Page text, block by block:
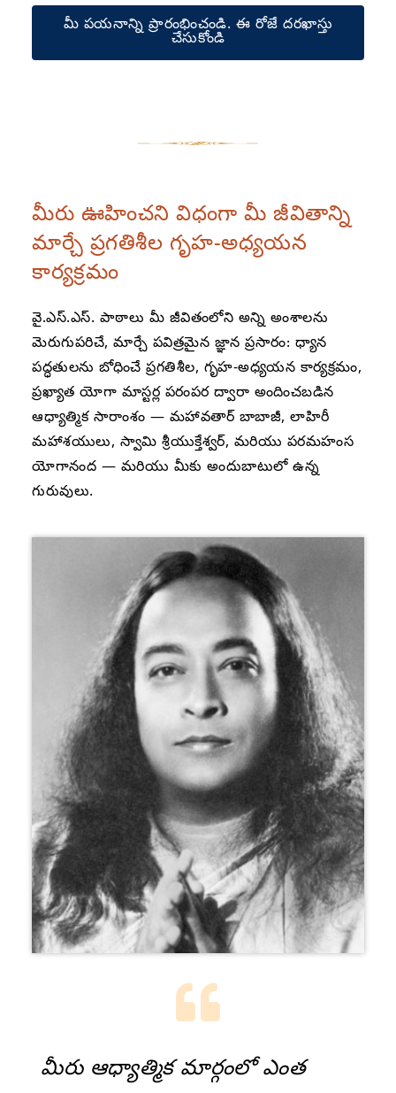
మీ పయనాన్ని ప్రారంభించండి. ఈ రోజే దరఖాస్తు
చేసుకోండి
మీరు ఊహించని విధంగా మీ జీవితాన్ని
మార్చే ప్రగతిశీల గృహ-అధ్యయన
కార్యక్రమం
వై.ఎస్.ఎస్. పాఠాలు మీ జీవితంలోని అన్ని అంశాలను
మెరుగుపరిచే, మార్చే పవిత్రమైన జ్ఞాన ప్రసారం: ధ్యాన
పద్ధతులను బోధించే ప్రగతిశీల, గృహ-అధ్యయన కార్యక్రమం,
ప్రఖ్యాత యోగా మాస్టర్ల పరంపర ద్వారా అందించబడిన
ఆధ్యాత్మిక సారాంశం — మహావతార్ బాబాజీ, లాహిరీ
మహాశయులు, స్వామి శ్రీయుక్తేశ్వర్, మరియు పరమహంస
యోగానంద — మరియు మీకు అందుబాటులో ఉన్న
గురువులు.
మీరు ఆధ్యాత్మిక మార్గంలో ఎంత